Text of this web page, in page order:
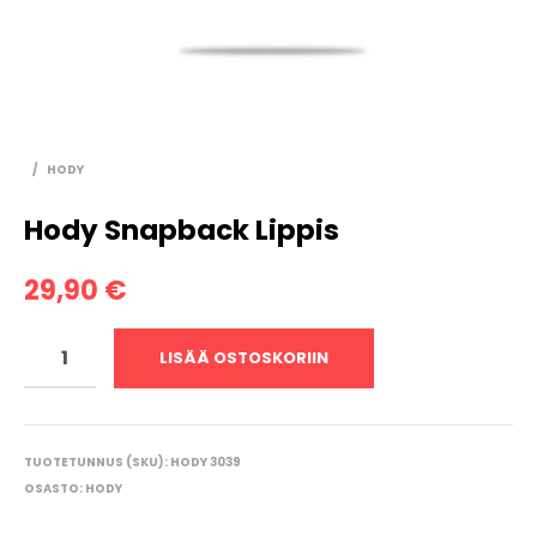
/ HODY
Hody Snapback Lippis
29,90 €
LISÄÄ OSTOSKORIIN
TUOTETUNNUS (SKU): HODY 3039
OSASTO: HODY